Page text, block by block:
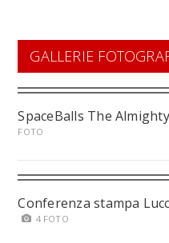
GALLERIE
SpaceBalls The
FOTO
Conferenza stampa
4 FOTO